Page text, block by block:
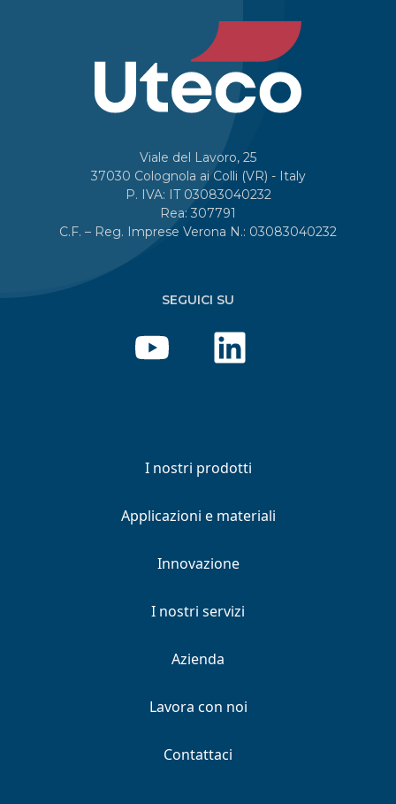
Viale del Lavoro, 25
37030 Colognola ai Colli (VR) - Italy
P. IVA: IT 03083040232
Rea: 307791
C.F. – Reg. Imprese Verona N.: 03083040232
SEGUICI SU
I nostri prodotti
Applicazioni e materiali
Innovazione
I nostri servizi
Azienda
Lavora con noi
Contattaci